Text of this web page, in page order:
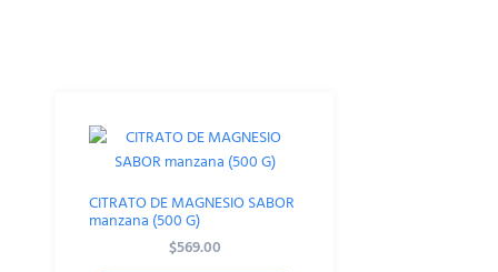
CITRATO DE MAGNESIO SABOR
manzana (500 G)
$569.00